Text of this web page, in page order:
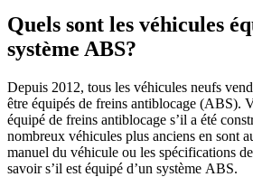
Quels sont les véhicules
système ABS?
Depuis 2012, tous les véhicules neufs
être équipés de freins antiblocage (ABS).
équipé de freins antiblocage s’il a été
nombreux véhicules plus anciens en sont
manuel du véhicule ou les spécifications
savoir s’il est équipé d’un système ABS.